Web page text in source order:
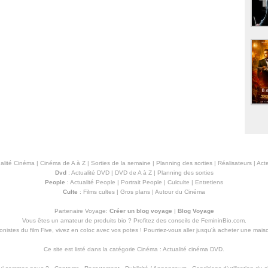
Cinéma | Cinéma de A à Z| Sorties de la semaine | Planning des sorties| Réalisateurs|
Dvd: Actualité DVD| DVD de A à Z| Planning des sorties
People : Actualité People | Portrait People | Culculte | Entretiens
Culte : Films cultes | Gros plans | Autour du Cinéma
Partenaire Voyage: Créer un blog voyage | Blog Voyage
Vous êtes un amateur de produits bio ? Profitez des conseils de FemininBio.com.
du film Five, vivez en coloc avec vos potes ! Pourriez-vous aller jusqu'à acheter une
Ce site est listé dans la catégorie Cinéma : Actualité cinéma DVD